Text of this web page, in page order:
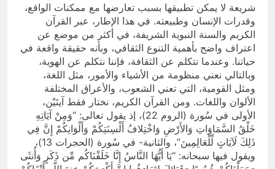
شريعة لا يمكن تطبيقها بسبب تعارضها مع ممكنات الواقع،
وقدرات الإنسان وطبيعته. في هذا الإطار، عبر القرآن
الكريم والسنة النبوية الشريفة، في أكثر من موضع عن
اعتراف واضح بأهمية التنوع الثقافي، وبأنه حقيقة واقعة في
حياتنا. وعندما نتكلم عن الثقافة، فإننا نتكلم عن الهوية،
وبالتالي نعني منظومة من الأشياء والأمور، مثل اللغة،
ومثل القومية، التي تعني الشعوب، والأعراق المختلفة
الألوان واللغات. ومن القرآن الكريم، نختار فقط آيتَيْن،
الأولى في سُورة (الروم 22)، إذ يقول تعالى: “وَمِنْ آيَاتِهِ
خَلْقُ السَّمَاوَاتِ وَالأَرْضِ وَاخْتِلافُ أَلْسِنَتِكُمْ وَأَلْوَانِكُمْ إِنَّ فِي
ذَلِكَ لَآيَاتٍ لِّلْعَالِمِينَ”، والثانية- في سُورة (الحجرات 13)،
ويقول فيها سبحانه: “يَا أَيُّهَا النَّاسُ إِنَّا خَلَقْنَاكُم مِّن ذَكَرٍ وَأُنثَى